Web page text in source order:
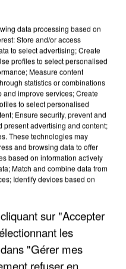
DZ MAFIA
data processing based on
Store and/or access
to select advertising; Create
profiles to select personalised
Measure content
statistics or combinations
improve services; Create
to select personalised
Ensure security, prevent and
present advertising and content;
These technologies may
and browsing data to offer
based on information actively
Match and combine data from
Identify devices based on
sur "Accepter
les
"Gérer mes
refuser en